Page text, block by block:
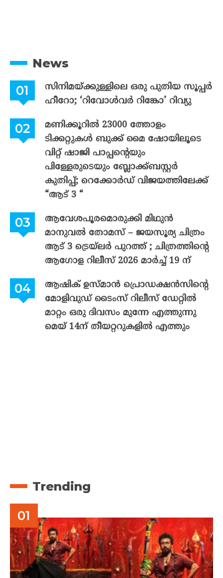
News
സിനിമയ്ക്കുള്ളിലെ ഒരു പുതിയ സൂപ്പർ
ഹീറോ; ‘റിവോൾവർ റിങ്കോ’ റിവ്യു
മണിക്കൂറിൽ 23000 ത്തോളം
ടിക്കറ്റുകൾ ബുക്ക് മൈ ഷോയിലൂടെ
വിറ്റ് ഷാജി പാപ്പന്റെയും
പിള്ളേരുടെയും ബ്ലോക്ക്ബസ്റ്റർ
കുതിപ്പ്; റെക്കോർഡ് വിജയത്തിലേക്ക്
“ആട് 3 “
ആവേശപൂരമൊരുക്കി മിഥുൻ
മാനുവൽ തോമസ് – ജയസൂര്യ ചിത്രം
ആട് 3 ട്രെയ്‌ലർ പുറത്ത് ; ചിത്രത്തിന്റെ
ആഗോള റിലീസ് 2026 മാർച്ച് 19 ന്
ആഷിക് ഉസ്മാൻ പ്രൊഡക്ഷൻസിന്റെ
മോളിവുഡ് ടൈംസ് റിലീസ് ഡേറ്റിൽ
മാറ്റം ഒരു ദിവസം മുന്നേ എത്തുന്നു
മെയ് 14ന് തീയറ്ററുകളിൽ എത്തും
Trending